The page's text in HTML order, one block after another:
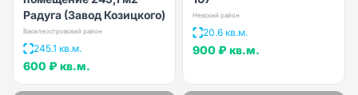
Радуга (Завод Козицкого)
Василеостровский район
245.1 кв.м.
600 ₽ кв.м.
Невский район
20.6 кв.м.
900 ₽ кв.м.